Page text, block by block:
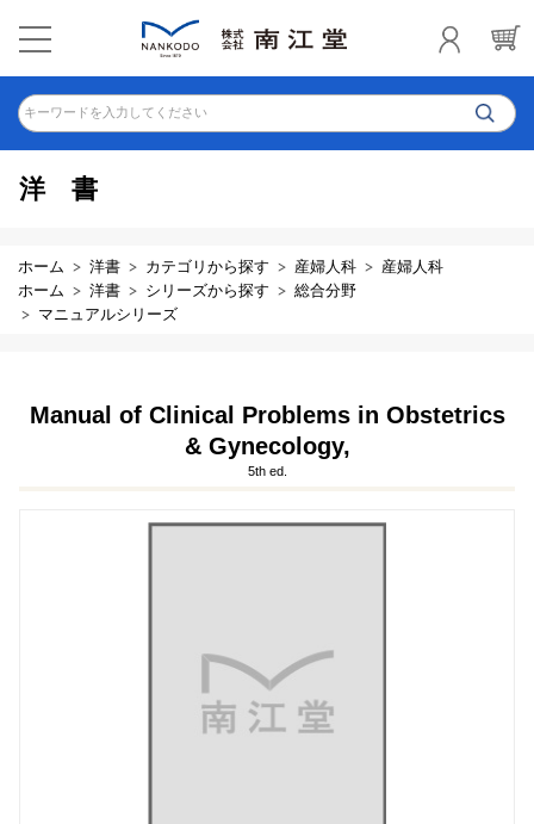
キーワードを入力してください
洋書
ホーム 洋書 カテゴリから探す 産婦人科
産婦人科
ホーム
洋書 シリーズから探す
総合分野
マニュアルシリーズ
Manual of Clinical Problems in Obstetrics
& Gynecology,
5th ed.